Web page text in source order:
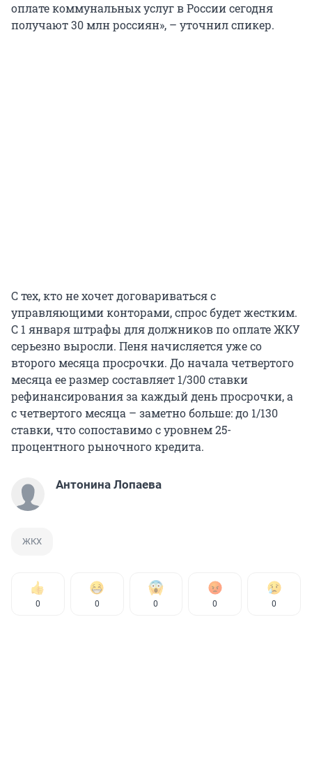
оплате коммунальных услуг в России сегодня
получают 30 млн россиян», – уточнил спикер.
С тех, кто не хочет договариваться с
управляющими конторами, спрос будет жестким.
С 1 января штрафы для должников по оплате ЖКУ
серьезно выросли. Пеня начисляется уже со
второго месяца просрочки. До начала четвертого
месяца ее размер составляет 1/300 ставки
рефинансирования за каждый день просрочки, а
с четвертого месяца – заметно больше: до 1/130
ставки, что сопоставимо с уровнем 25-
процентного рыночного кредита.
Антонина Лопаева
ЖКХ
0 0 0 0 0